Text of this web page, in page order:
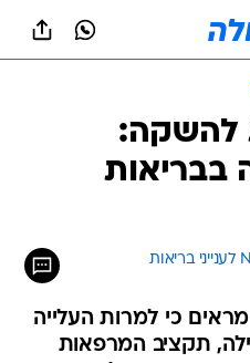
להשקה:
בבריאות
כי למרות העלייה
תקציב המרפאות